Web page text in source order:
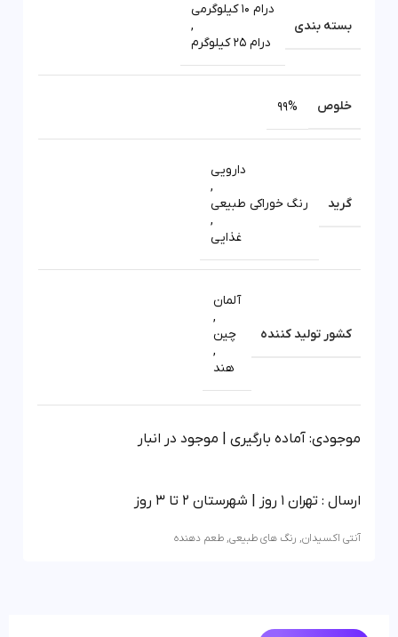
بسته بندی
درام 10 کیلوگرمی
,
درام 25 کیلوگرم
خلوص 99%
گرید
دارویی
,
رنگ خوراکی طبیعی
,
غذایی
کشور تولید کننده
آلمان
,
چین
,
هند
موجودی: آماده بارگیری | موجود در انبار
ارسال : تهران 1 روز | شهرستان 2 تا 3 روز
آنتی اکسیدان, رنگ های طبیعی,طعم دهنده